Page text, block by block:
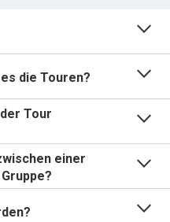
die Touren?
Tour
einer